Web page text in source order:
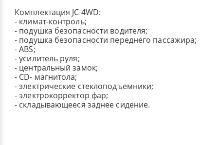
Комплектация JC 4WD:
- климат-контроль;
- подушка безопасности водителя;
- подушка безопасности переднего пассажира;
- ABS;
- усилитель руля;
- центральный замок;
- СD- магнитола;
- электрические стеклоподъемники;
- электрокорректор фар;
- складывающееся заднее сидение.